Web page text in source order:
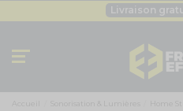
Livraison
Livraison